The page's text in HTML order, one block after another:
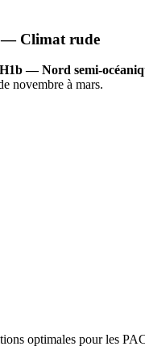
— Climat rude
H1b — Nord semi-
novembre à mars.
optimales pour les